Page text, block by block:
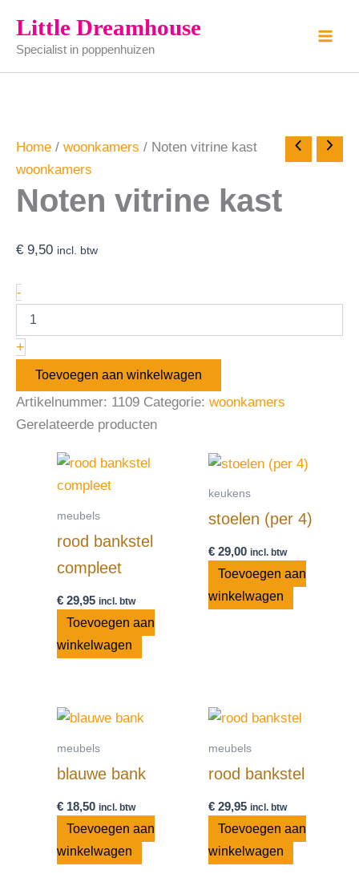
naar
inhoud
Little Dreamhouse
Specialist in poppenhuizen
Home / woonkamers / Noten vitrine kast
woonkamers
Noten vitrine kast
€ 9,50 incl. btw
-
vitrine
kast
aantal
+
Toevoegen aan winkelwagen
Artikelnummer: 1109 Categorie: woonkamers
Gerelateerde producten
meubels
rood bankstel
compleet
€ 29,95 incl. btw
Toevoegen aan
winkelwagen
keukens
stoelen (per 4)
€29,00 incl. btw
Toevoegen aan
winkelwagen
meubels
blauwe bank
€ 18,50 incl. btw
Toevoegen aan
winkelwagen
meubels
rood bankstel
€29,95 incl. btw
Toevoegen aan
winkelwagen